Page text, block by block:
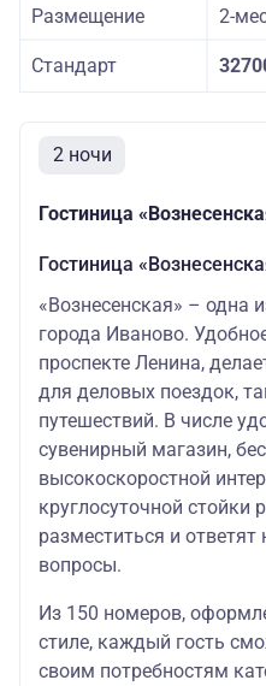
Размещение 2-
Стандарт
2 ночи
Гостиница
Гостиница
«Вознесенская» – одна
города Иваново.
проспекте Ленина,
для деловых поездок,
путешествий. В числе
сувенирный магазин,
высокоскоростной
круглосуточной стойки
разместиться и
вопросы.
Из 150 номеров,
стиле, каждый гость
своим потребностям